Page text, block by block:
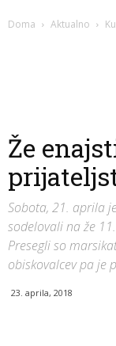
Doma Aktualno
Že
Sobota, 21. aprila
sodelovali na že
Presegli so
obiskovalcev pa je
23. aprila, 2018